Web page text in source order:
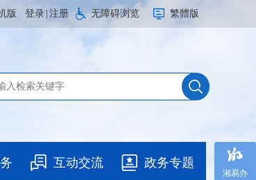
版 登录 注册 无障碍浏览 繁體版
互动交流 政务专题
湘易办